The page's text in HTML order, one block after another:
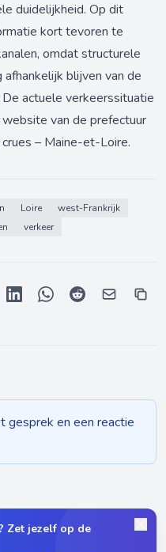
duidelijkheid. Op dit
kort tevoren te
omdat structurele
blijven van de
actuele verkeerssituatie
van de prefectuur
– Maine-et-Loire.
Loire
west-Frankrijk
verkeer
gesprek en een reactie
Zet jezelf op de